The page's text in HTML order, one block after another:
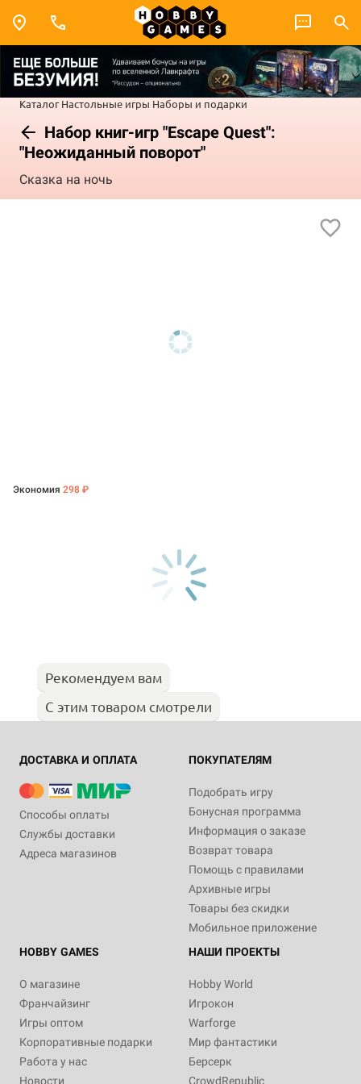
Каталог Настольные игры Наборы и подарки
Набор книг-игр "Escape Quest":
"Неожиданный поворот"
Сказка на ночь
Экономия 298 ₽
Рекомендуем вам
С этим товаром смотрели
ДОСТАВКА И ОПЛАТА
Способы оплаты
Службы доставки
Адреса магазинов
ПОКУПАТЕЛЯМ
Подобрать игру
Бонусная программа
Информация о заказе
Возврат товара
Помощь с правилами
Архивные игры
Товары без скидки
Мобильное приложение
HOBBY GAMES
О магазине
Франчайзинг
Игры оптом
Корпоративные подарки
Работа у нас
Новости
НАШИ ПРОЕКТЫ
Hobby World
Игрокон
Warforge
Мир фантастики
Берсерк
CrowdRepublic